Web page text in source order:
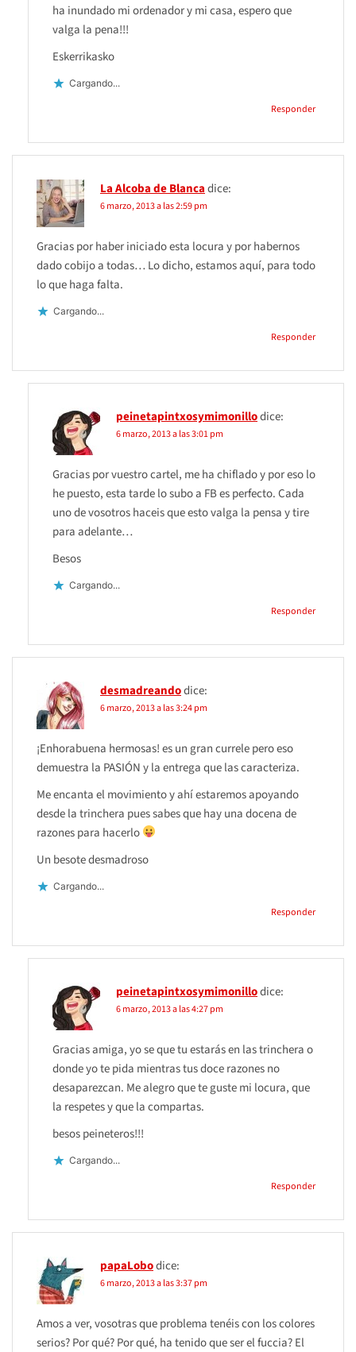
ha inundado mi ordenador y mi casa, espero que
valga la pena!!!
Eskerrikasko
Cargando...
Responder
La Alcoba de Blancadice:
6 marzo, 2013 a las 2:59 pm
Gracias por haber iniciado esta locura y por habernos
dado cobijo a todas… Lo dicho, estamos aquí, para todo
lo que haga falta.
Cargando...
Responder
peinetapintxosymimonillodice:
6 marzo, 2013 a las 3:01 pm
Gracias por vuestro cartel, me ha chiflado y por eso lo
he puesto, esta tarde lo subo a FB es perfecto. Cada
uno de vosotros haceis que esto valga la pensa y tire
para adelante…
Besos
Cargando...
Responder
desmadreandodice:
6 marzo, 2013 a las 3:24 pm
¡Enhorabuena hermosas! es un gran currele pero eso
demuestra la PASIÓN y la entrega que las caracteriza.
Me encanta el movimiento y ahí estaremos apoyando
desde la trinchera pues sabes que hay una docena de
razones para hacerlo
Un besote desmadroso
Cargando...
Responder
peinetapintxosymimonillodice:
6 marzo, 2013 a las 4:27 pm
Gracias amiga, yo se que tu estarás en las trinchera o
donde yo te pida mientras tus doce razones no
desaparezcan. Me alegro que te guste mi locura, que
la respetes y que la compartas.
besos peineteros!!!
Cargando...
Responder
papaLobodice:
6 marzo, 2013 a las 3:37 pm
Amos a ver, vosotras que problema tenéis con los colores
serios? Por qué? Por qué, ha tenido que ser el fuccia? El